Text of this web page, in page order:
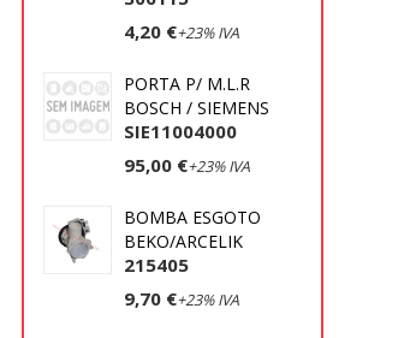
4,20 €+23% IVA
PORTA P/ M.L.R
BOSCH / SIEMENS
SIE11004000
95,00 €+23% IVA
BOMBA ESGOTO
BEKO/ARCELIK
215405
9,70 €+23% IVA